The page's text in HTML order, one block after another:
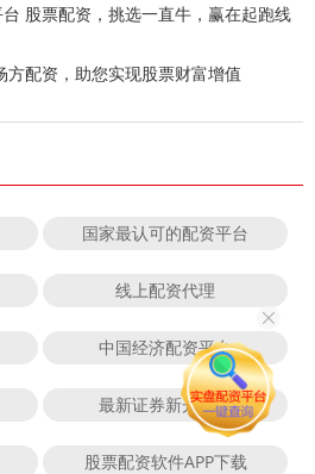
股票配资，挑选一直牛，赢在起跑线
方配资，助您实现股票财富增值
国家最认可的配资平台
线上配资代理
中国经济配资平台
最新证券新开户数
股票配资软件APP下载